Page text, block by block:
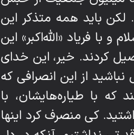
لكن بايد همه متذكر اين
با فرياد «اللّه‌اكبر» اين
كردند. خير، اين خداى
از اين انصرافى كه
كه با طياره‌هايشان، با
كى منصرف كرد اينها